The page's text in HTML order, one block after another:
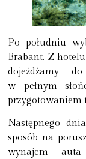
Po południu
Brabant. Z
dojeżdżamy
w pełnym
przygotowaniem
Następnego
sposób na
wynajem